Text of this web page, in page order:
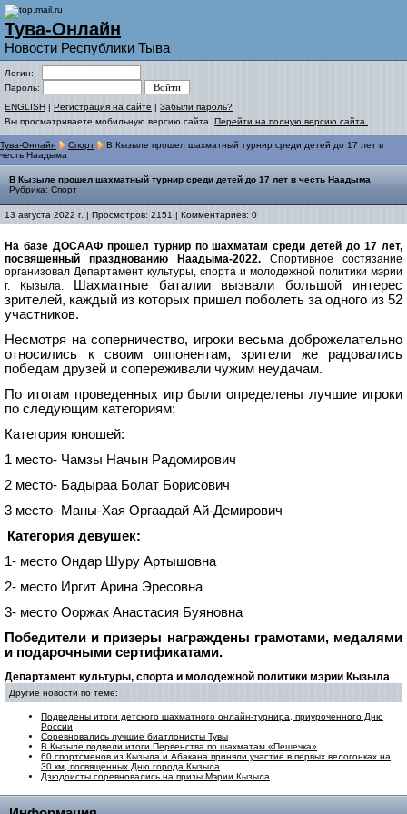
Тува-Онлайн
Новости Республики Тыва
Логин:
Пароль:
ENGLISH | Регистрация на сайте | Забыли пароль?
Вы просматриваете мобильную версию сайта. Перейти на полную версию сайта.
Тува-Онлайн Спорт
В Кызыле прошел шахматный турнир среди детей до 17 лет в
честь Наадыма
В Кызыле прошел шахматный турнир среди детей до 17 лет в честь Наадыма
Рубрика: Спорт
13 августа 2022 г. | Просмотров: 2151 | Комментариев: 0
На базе ДОСААФ прошел турнир по шахматам среди детей до 17 лет,
посвященный празднованию Наадыма-2022. Спортивное состязание
организовал Департамент культуры, спорта и молодежной политики мэрии
г. Кызыла.
Шахматные баталии вызвали большой интерес
зрителей, каждый из которых пришел поболеть за одного из 52
участников.
Несмотря на соперничество, игроки весьма доброжелательно
относились к своим оппонентам, зрители же радовались
победам друзей и сопереживали чужим неудачам.
По итогам проведенных игр были определены лучшие игроки
по следующим категориям:
Категория юношей:
1 место- Чамзы Начын Радомирович
2 место- Бадыраа Болат Борисович
3 место- Маны-Хая Оргаадай Ай-Демирович
Категория девушек:
1- место Ондар Шуру Артышовна
2- место Иргит Арина Эресовна
3- место Ооржак Анастасия Буяновна
Победители и призеры награждены грамотами, медалями
и подарочными сертификатами.
Департамент культуры, спорта и молодежной политики мэрии Кызыла
Другие новости по теме:
Подведены итоги детского шахматного онлайн-турнира, приуроченного Дню
России
Соревновались лучшие биатлонисты Тувы
В Кызыле подвели итоги Первенства по шахматам «Пешечка»
60 спортсменов из Кызыла и Абакана приняли участие в первых велогонках на
30 км, посвященных Дню города Кызыла
Дзюдоисты соревновались на призы Мэрии Кызыла